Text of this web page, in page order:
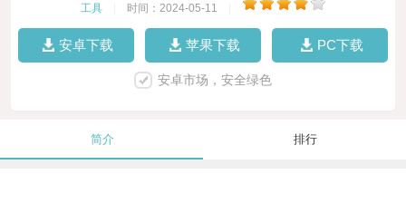
工具 时间：2024-05-11
安卓下载 苹果下载 PC下载
安卓市场，安全绿色
简介 排行